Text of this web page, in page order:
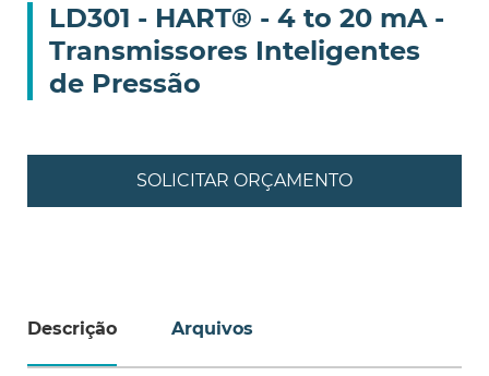
LD301 - HART® - 4 to 20 mA -
Transmissores Inteligentes
de Pressão
SOLICITAR ORÇAMENTO
Descrição Arquivos